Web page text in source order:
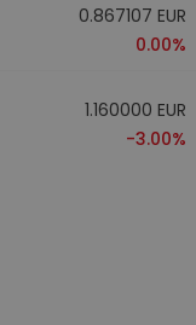
0.867107 EUR
0.00%
1.160000 EUR
-3.00%